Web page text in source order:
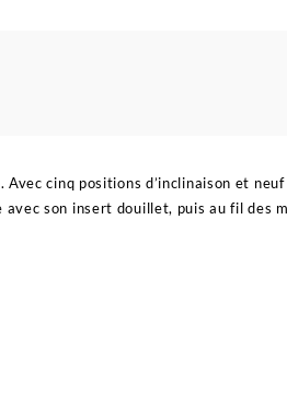
-
kidilo
cinq positions d’inclinaison et
son insert douillet, puis au fil des